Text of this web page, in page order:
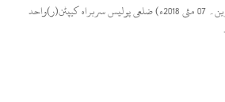
سوات (زما سوات ڈاٹ کام ، تازہ ترین۔ 07 مئی 2018ء) ضلعی پولیس سربراہ کیپٹن(ر)واحد